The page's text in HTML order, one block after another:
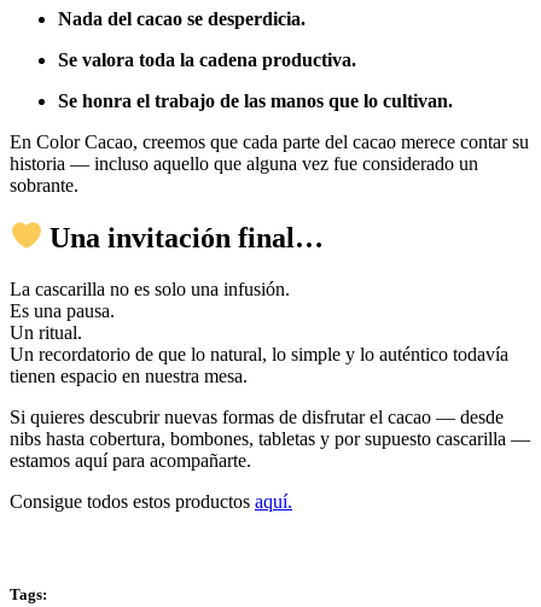
Nada del cacao se desperdicia.
Se valora toda la cadena productiva.
Se honra el trabajo de las manos que lo cultivan.
En Color Cacao, creemos que cada parte del cacao merece contar su
historia — incluso aquello que alguna vez fue considerado un
sobrante.
Una invitación final…
La cascarilla no es solo una infusión.
Es una pausa.
Un ritual.
Un recordatorio de que lo natural, lo simple y lo auténtico todavía
tienen espacio en nuestra mesa.
Si quieres descubrir nuevas formas de disfrutar el cacao — desde
nibs hasta cobertura, bombones, tabletas y por supuesto cascarilla —
estamos aquí para acompañarte.
Consigue todos estos productos aquí.
Tags: